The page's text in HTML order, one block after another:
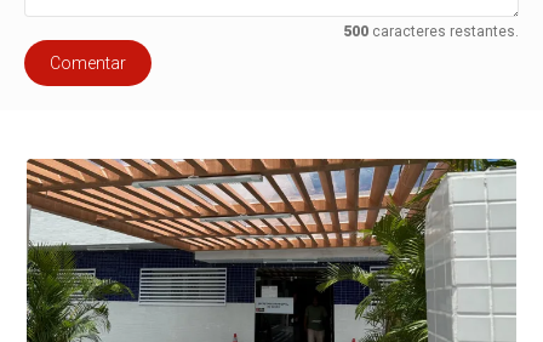
500caracteres restantes.
Comentar